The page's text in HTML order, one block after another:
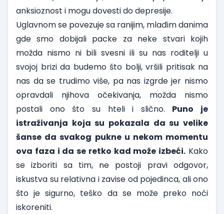
anksioznost i mogu dovesti do depresije.
Uglavnom se povezuje sa ranijim, mlađim danima
gde smo dobijali packe za neke stvari kojih
možda nismo ni bili svesni ili su nas roditelji u
svojoj brizi da budemo što bolji, vršili pritisak na
nas da se trudimo više, pa nas izgrde jer nismo
opravdali njihova očekivanja, možda nismo
postali ono što su hteli i slično. Puno je
istraživanja koja su pokazala da su velike
šanse da svakog pukne u nekom momentu
ova faza i da se retko kad može izbeći. Kako
se izboriti sa tim, ne postoji pravi odgovor,
iskustva su relativna i zavise od pojedinca, ali ono
što je sigurno, teško da se može preko noći
iskoreniti.